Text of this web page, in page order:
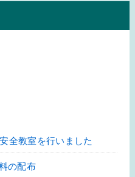
全教室を行いました
の配布